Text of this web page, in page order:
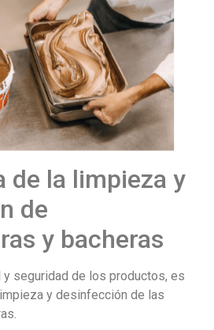
de la limpieza y
de
y bacheras
y seguridad de los productos, es
y desinfección de las